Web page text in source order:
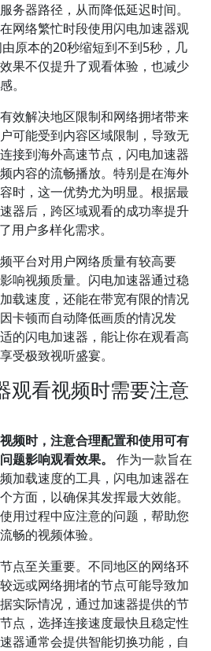
务器路径，从而降低延迟时间。
网络繁忙时段使用闪电加速器观
原本的20秒缩短到不到5秒，几
果不仅提升了观看体验，也减少
。
效解决地区限制和网络拥堵带来
可能受到内容区域限制，导致无
接到海外高速节点，闪电加速器
内容的流畅播放。特别是在海外
时，这一优势尤为明显。根据最
器后，跨区域观看的成功率提升
用户多样化需求。
平台对用户网络质量有较高要
响视频质量。闪电加速器通过稳
载速度，还能在带宽有限的情况
卡顿而自动降低画质的情况发
的闪电加速器，能让你在观看高
受极致视听盛宴。
观看视频时需要注意
频时，注意合理配置和使用可有
题影响观看效果。
作为一款旨在
加载速度的工具，闪电加速器在
方面，以确保其发挥最大效能。
用过程中应注意的问题，帮助您
畅的视频体验。
点至关重要。不同地区的网络环
远或网络拥堵的节点可能导致加
实际情况，通过加速器提供的节
点，选择连接速度最快且稳定性
器通常会提供智能切换功能，自